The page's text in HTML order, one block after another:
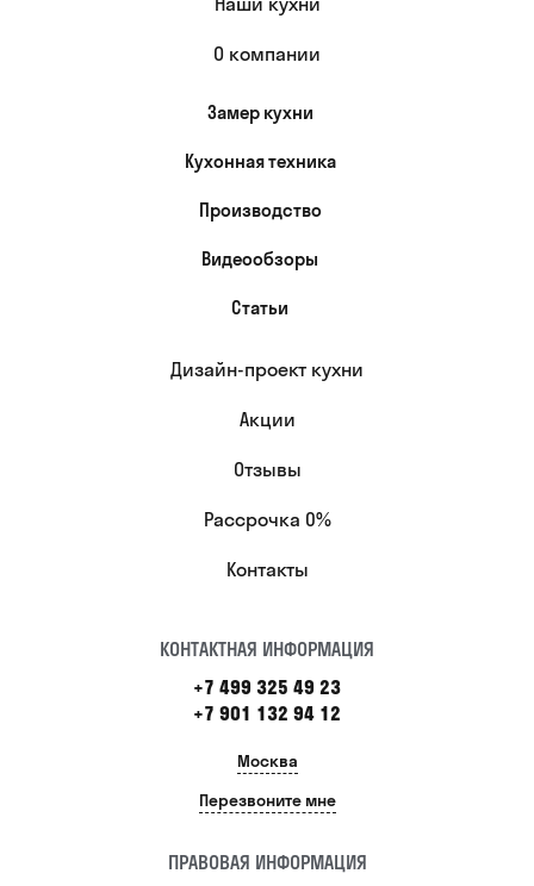
О компании
Замер кухни
Кухонная техника
Производство
Видеообзоры
Статьи
Дизайн-проект кухни
Акции
Отзывы
Рассрочка 0%
Контакты
КОНТАКТНАЯ ИНФОРМАЦИЯ
+7 499 325 49 23
+7 901 132 94 12
Москва
Перезвоните мне
ПРАВОВАЯ ИНФОРМАЦИЯ